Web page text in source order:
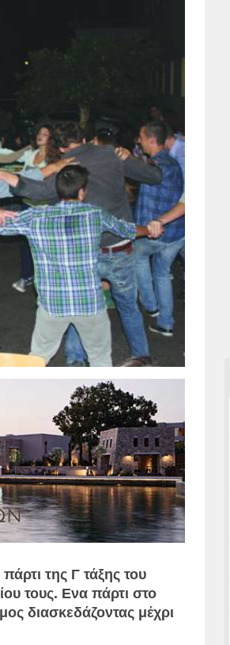
της Γ τάξης του
τους. Ενα πάρτι στο
διασκεδάζοντας μέχρι